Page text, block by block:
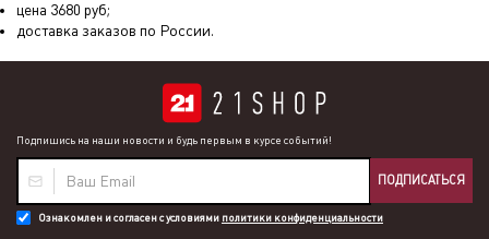
цена 3680 руб;
доставка заказов по России.
Подпишись на наши новости и будь первым в курсе событий!
ПОДПИСАТЬСЯ
Ознакомлен и согласен с условиями политики конфиденциальности